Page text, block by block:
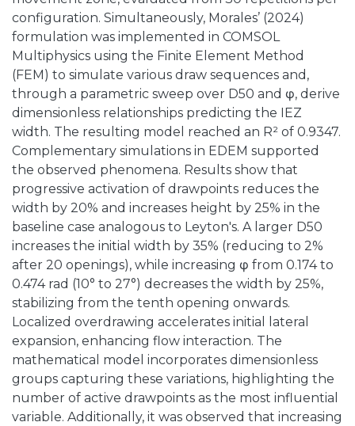
configuration. Simultaneously, Morales’ (2024)
formulation was implemented in COMSOL
Multiphysics using the Finite Element Method
(FEM) to simulate various draw sequences and,
through a parametric sweep over D50 and φ, derive
dimensionless relationships predicting the IEZ
width. The resulting model reached an R² of 0.9347.
Complementary simulations in EDEM supported
the observed phenomena. Results show that
progressive activation of drawpoints reduces the
width by 20% and increases height by 25% in the
baseline case analogous to Leyton's. A larger D50
increases the initial width by 35% (reducing to 2%
after 20 openings), while increasing φ from 0.174 to
0.474 rad (10° to 27°) decreases the width by 25%,
stabilizing from the tenth opening onwards.
Localized overdrawing accelerates initial lateral
expansion, enhancing flow interaction. The
mathematical model incorporates dimensionless
groups capturing these variations, highlighting the
number of active drawpoints as the most influential
variable. Additionally, it was observed that increasing